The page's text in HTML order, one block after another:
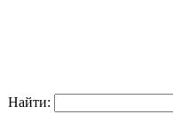
Найти: